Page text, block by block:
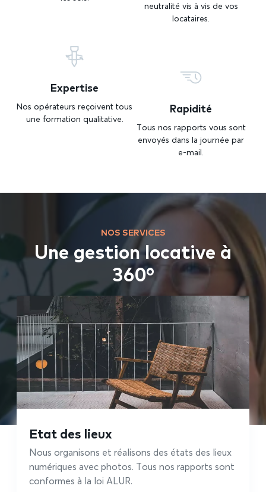
neutralité vis à vis de vos
locataires.
Expertise
Nos opérateurs reçoivent tous
une formation qualitative.
Rapidité
Tous nos rapports vous sont
envoyés dans la journée par
e-mail.
NOS SERVICES
Une gestion locative à
360°
Etat des lieux
Nous organisons et réalisons des états des lieux
numériques avec photos. Tous nos rapports sont
conformes à la loi ALUR.